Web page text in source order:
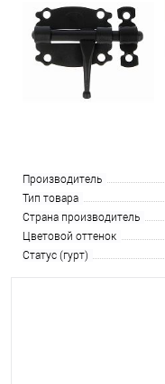
Производитель
Тип товара
Страна производитель
Цветовой оттенок
Статус (гурт)